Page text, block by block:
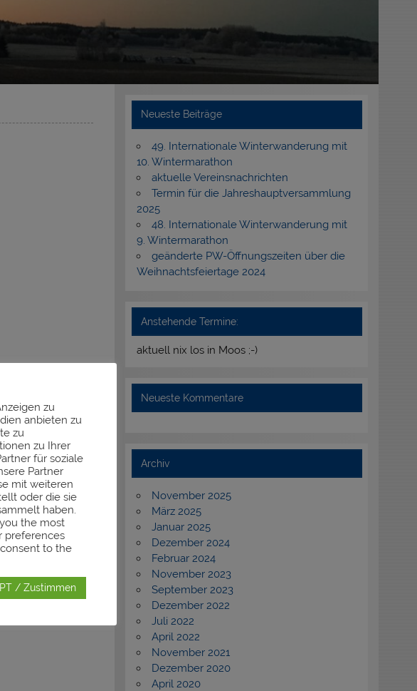
Neueste Beiträge
49. Internationale Winterwanderung mit
10. Wintermarathon
aktuelle Vereinsnachrichten
Termin für die Jahreshauptversammlung
2025
48. Internationale Winterwanderung mit
9. Wintermarathon
geänderte PW-Öffnungszeiten über die
Weihnachtsfeiertage 2024
Anstehende Termine:
aktuell nix los in Moos ;-)
Neueste Kommentare
Archiv
November 2025
März 2025
Januar 2025
Dezember 2024
Februar 2024
November 2023
September 2023
Dezember 2022
Juli 2022
April 2022
November 2021
Dezember 2020
April 2020
zu
anbieten zu
zu
zu Ihrer
für soziale
Partner
mit weiteren
oder die sie
haben.
the most
preferences
consent to the
/ Zustimmen